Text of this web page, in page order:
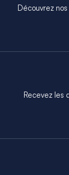
Découvrez
Recevez les